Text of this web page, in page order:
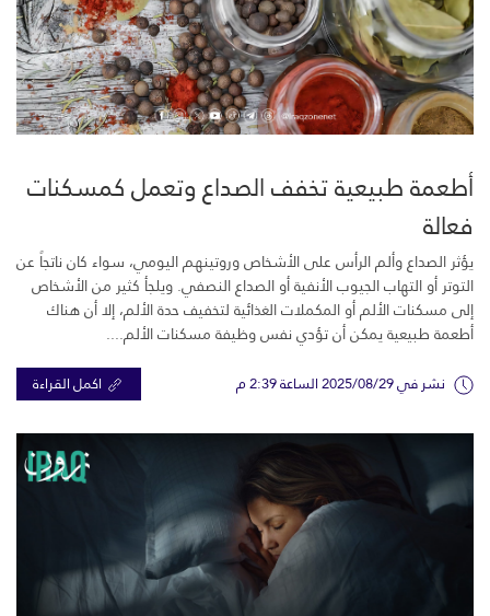
أطعمة طبيعية تخفف الصداع وتعمل كمسكنات
فعالة
يؤثر الصداع وألم الرأس على الأشخاص وروتينهم اليومي، سواء كان ناتجاً عن
التوتر أو التهاب الجيوب الأنفية أو الصداع النصفي. ويلجأ كثير من الأشخاص
إلى مسكنات الألم أو المكملات الغذائية لتخفيف حدة الألم، إلا أن هناك
أطعمة طبيعية يمكن أن تؤدي نفس وظيفة مسكنات الألم....
نشر في 2025/08/29 الساعة 2:39 م اكمل القراءة